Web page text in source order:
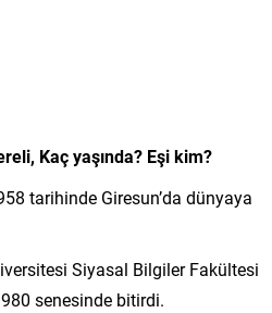
Kaç yaşında? Eşi kim?
tarihinde Giresun’da dünyaya
Siyasal Bilgiler Fakültesi
senesinde bitirdi.